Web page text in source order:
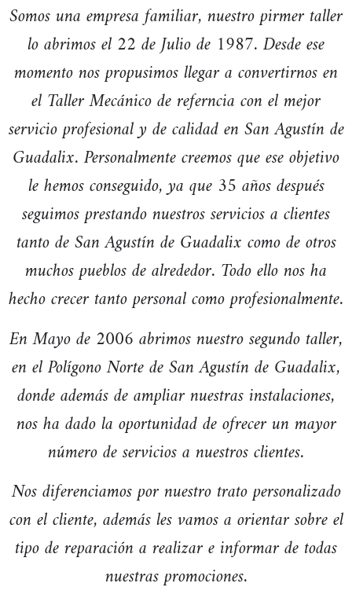
Somos una empresa familiar, nuestro pirmer taller
lo abrimos el 22 de Julio de 1987. Desde ese
momento nos propusimos llegar a convertirnos en
el Taller Mecánico de referncia con el mejor
servicio profesional y de calidad en San Agustín de
Guadalix. Personalmente creemos que ese objetivo
le hemos conseguido, ya que 35 años después
seguimos prestando nuestros servicios a clientes
tanto de San Agustín de Guadalix como de otros
muchos pueblos de alrededor. Todo ello nos ha
hecho crecer tanto personal como profesionalmente.
En Mayo de 2006 abrimos nuestro segundo taller,
en el Polígono Norte de San Agustín de Guadalix,
donde además de ampliar nuestras instalaciones,
nos ha dado la oportunidad de ofrecer un mayor
número de servicios a nuestros clientes.
Nos diferenciamos por nuestro trato personalizado
con el cliente, además les vamos a orientar sobre el
tipo de reparación a realizar e informar de todas
nuestras promociones.